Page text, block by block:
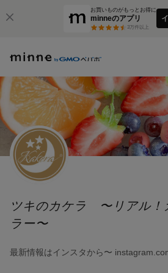
お買いものがもっとお得に
minneのアプリ
3万件以上
ツキのカケラ 〜リアル！
ラー〜
最新情報はインスタから〜